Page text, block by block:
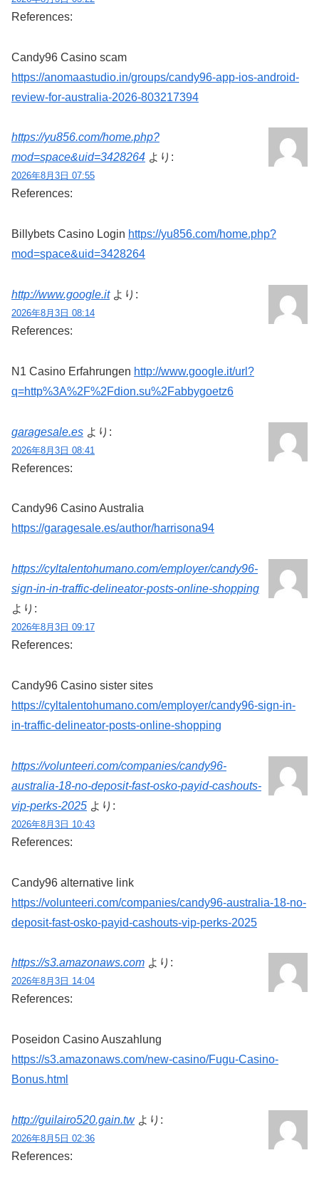
References:
Candy96 Casino scam
https://anomaastudio.in/groups/candy96-app-ios-android-
review-for-australia-2026-803217394
https://yu856.com/home.php?
mod=space&uid=3428264 より:
2026年8月3日 07:55
References:
Billybets Casino Login https://yu856.com/home.php?
mod=space&uid=3428264
http://www.google.it より:
2026年8月3日 08:14
References:
N1 Casino Erfahrungen http://www.google.it/url?
q=http%3A%2F%2Fdion.su%2Fabbygoetz6
garagesale.es より:
2026年8月3日 08:41
References:
Candy96 Casino Australia
https://garagesale.es/author/harrisona94
https://cyltalentohumano.com/employer/candy96-
sign-in-in-traffic-delineator-posts-online-shopping
より:
2026年8月3日 09:17
References:
Candy96 Casino sister sites
https://cyltalentohumano.com/employer/candy96-sign-in-
in-traffic-delineator-posts-online-shopping
https://volunteeri.com/companies/candy96-
australia-18-no-deposit-fast-osko-payid-cashouts-
vip-perks-2025 より:
2026年8月3日 10:43
References:
Candy96 alternative link
https://volunteeri.com/companies/candy96-australia-18-no-
deposit-fast-osko-payid-cashouts-vip-perks-2025
https://s3.amazonaws.com より:
2026年8月3日 14:04
References:
Poseidon Casino Auszahlung
https://s3.amazonaws.com/new-casino/Fugu-Casino-
Bonus.html
http://guilairo520.gain.tw より:
2026年8月5日 02:36
References: